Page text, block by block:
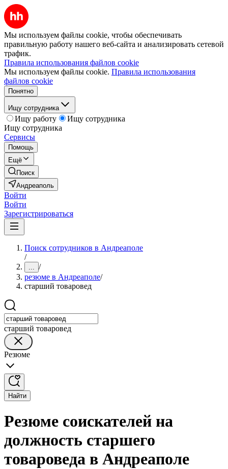
Мы используем файлы cookie, чтобы обеспечивать
правильную работу нашего веб-сайта и анализировать сетевой
трафик.
Правила использования файлов cookie
Мы используем файлы cookie. Правила использования
файлов cookie
Понятно
Ищу сотрудника
Ищу работу
Ищу сотрудника
Ищу сотрудника
Сервисы
Помощь
Ещё
Поиск
Андреаполь
Войти
Войти
Зарегистрироваться
Поиск сотрудников в Андреаполе
/
... /
резюме в Андреаполе/
старший товаровед
старший товаровед
Резюме
Найти
Резюме соискателей на
должность старшего
товароведа в Андреаполе